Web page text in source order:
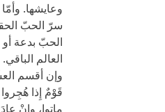
وعايشها.
سرّ الحبّ
الحبّ بدعة أو
العالم الباقي.
وإن أقسم
قَوْمٌ إِذا
ماتوا، وإنْ